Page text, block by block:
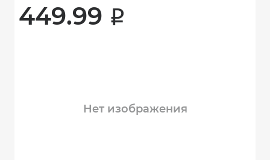
449.99 i
Нет изображения